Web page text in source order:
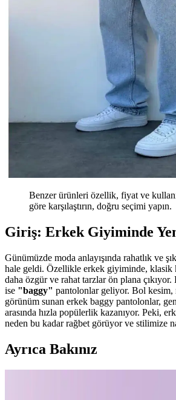
Benzer ürünleri özellik, fiyat ve
göre karşılaştırın, doğru seçimi yapın.
Giriş: Erkek Giyiminde
Günümüzde moda anlayışında rahatlık ve
hale geldi. Özellikle erkek giyiminde, klasik
daha özgür ve rahat tarzlar ön plana çıkıyor.
ise "baggy" pantolonlar geliyor. Bol kesim,
görünüm sunan erkek baggy pantolonlar,
arasında hızla popülerlik kazanıyor. Peki,
neden bu kadar rağbet görüyor ve stilimize
Ayrıca Bakınız